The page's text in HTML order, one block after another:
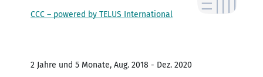
CCC – powered by TELUS International
2 Jahre und 5 Monate, Aug. 2018 - Dez. 2020